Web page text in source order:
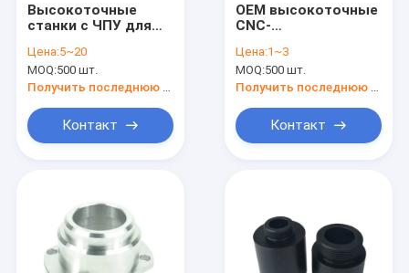
Продукты
видео
Высокоточные
станки с ЧПУ для
теплоотводов с
штифтом и
ласточкой
Цена:5~20
MOQ:500 шт.
Получить последнюю цену
Контакт
OEM высокоточные
CNC-
детали для
автомобильной /
аэрокосмической
Цена:1~3
MOQ:500 шт.
Получить последнюю цену
Контакт